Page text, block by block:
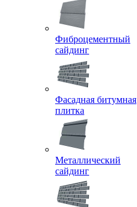
Фиброцементный
сайдинг
Фасадная битумная
плитка
Металлический
сайдинг